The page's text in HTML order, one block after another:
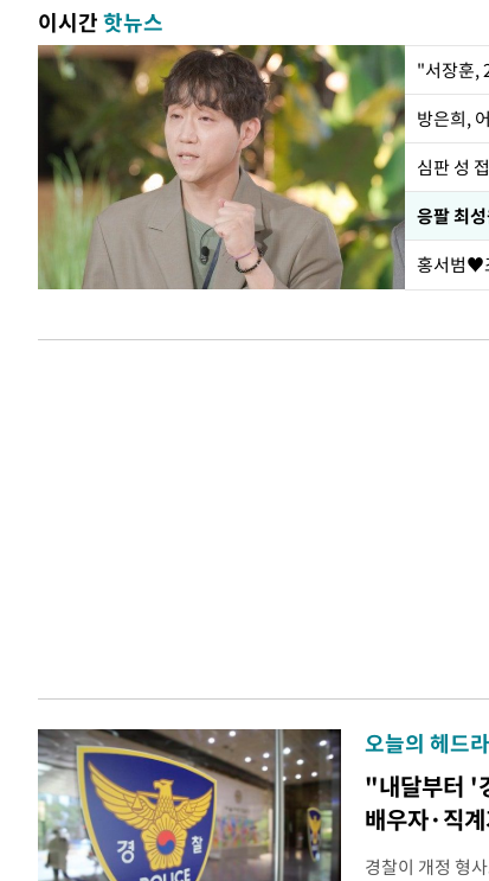
이시간핫뉴스
"서장훈,
방은희,
심판 성
응팔 최
홍서범♥
오늘의 헤드
"내달부터 '
배우자·직
경찰이 개정 형